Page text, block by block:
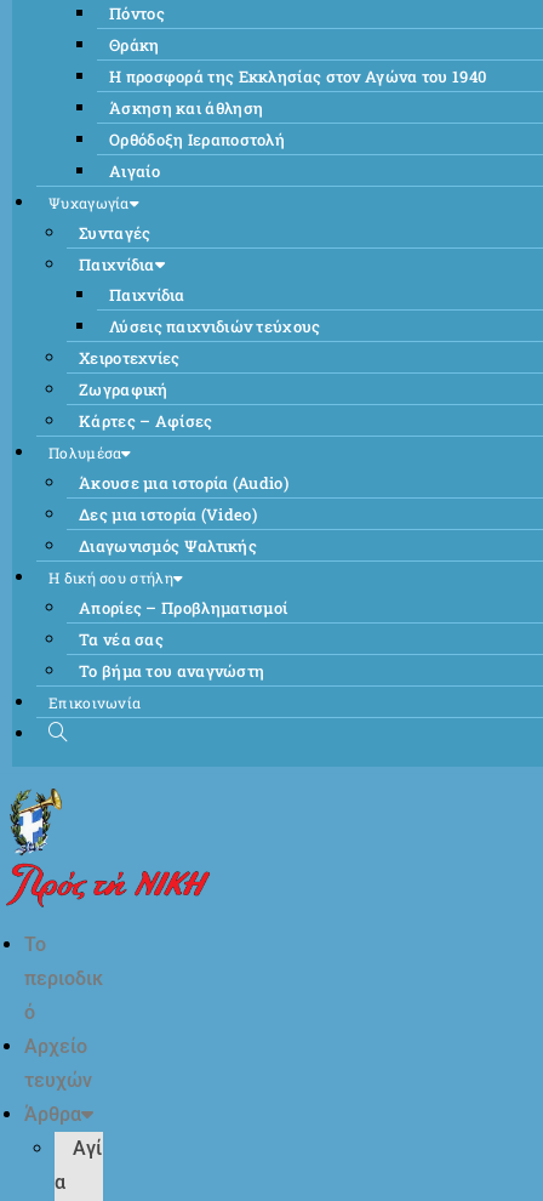
Πόντος
Θράκη
Η προσφορά της Εκκλησίας στον Αγώνα του 1940
Άσκηση και άθληση
Ορθόδοξη Ιεραποστολή
Αιγαίο
Ψυχαγωγία
Συνταγές
Παιχνίδια
Παιχνίδια
Λύσεις παιχνιδιών τεύχους
Χειροτεχνίες
Ζωγραφική
Κάρτες – Αφίσες
Πολυμέσα
Άκουσε μια ιστορία (Audio)
Δες μια ιστορία (Video)
Διαγωνισμός Ψαλτικής
Η δική σου στήλη
Απορίες – Προβληματισμοί
Τα νέα σας
Το βήμα του αναγνώστη
Επικοινωνία
Το
περιοδικ
ό
Αρχείο
τευχών
Άρθρα
Αγί
α